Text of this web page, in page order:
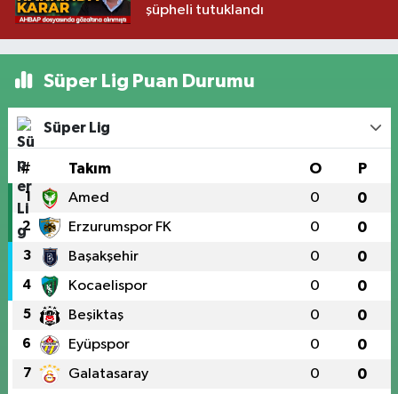
şüpheli tutuklandı
Süper Lig Puan Durumu
Süper Lig
# Takım O P
1 Amed 0 0
2 Erzurumspor FK 0 0
3 Başakşehir 0 0
4 Kocaelispor 0 0
5 Beşiktaş 0 0
6 Eyüpspor 0 0
7 Galatasaray 0 0